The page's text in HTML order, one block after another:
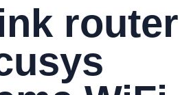
router